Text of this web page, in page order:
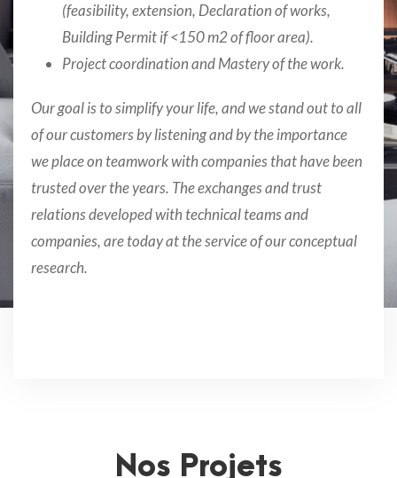
(feasibility, extension, Declaration of works,
Building Permit if <150 m2 of floor area).
Project coordination and Mastery of the work.
Our goal is to simplify your life, and we stand out to all
of our customers by listening and by the importance
we place on teamwork with companies that have been
trusted over the years. The exchanges and trust
relations developed with technical teams and
companies, are today at the service of our conceptual
research.
Nos Projets